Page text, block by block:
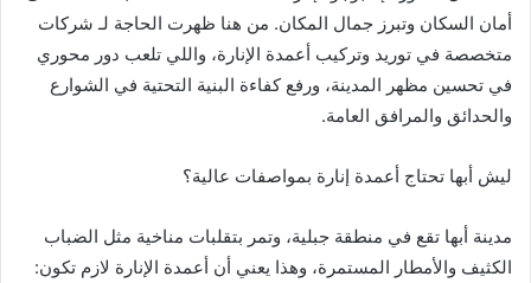
أمان السكان وتبرز جمال المكان. من هنا ظهرت الحاجة لـ شركات
متخصصة في توريد وتركيب أعمدة الإنارة، واللي تلعب دور محوري
في تحسين مظهر المدينة، ورفع كفاءة البنية التحتية في الشوارع
والحدائق والمرافق العامة.
ليش أبها تحتاج أعمدة إنارة بمواصفات عالية؟
مدينة أبها تقع في منطقة جبلية، وتمر بتقلبات مناخية مثل الضباب
الكثيف والأمطار المستمرة، وهذا يعني أن أعمدة الإنارة لازم تكون: